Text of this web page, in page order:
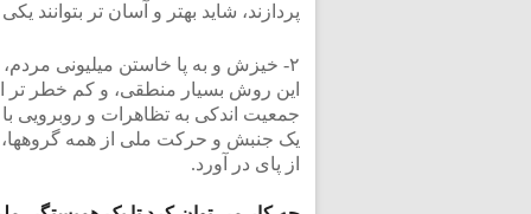
پردازند، شاید بهتر و آسان تر بتوانند یکی
۲- خیزش و به پا خاستن میلیونی مردم، باهم، و همزمان، در همه شهرهای بزرگ کشور.
این روش بسیار منطقی، و کم خطر تر
جمعیت اندکی به تظاهرات و روبرویی با
یک جنبش و حرکت ملی از همه گروهها،
از پای در آورد.